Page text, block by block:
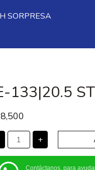
SORPRESA
133|20.5
+
Contáctanos, para